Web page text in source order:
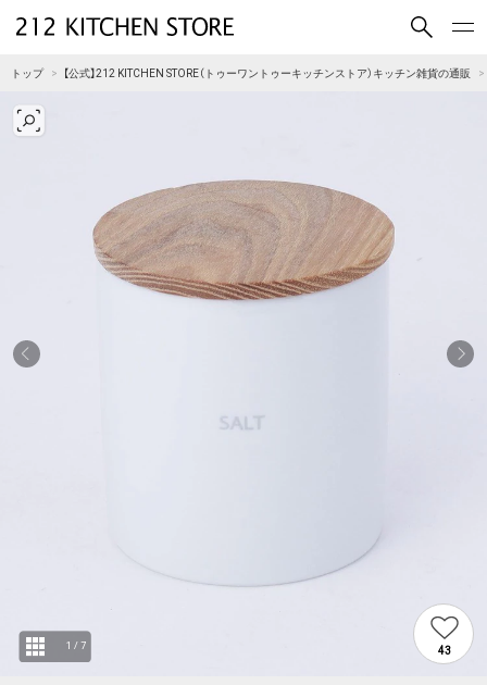
買いもの
212 KITCHEN STORE 公式SNSアカウント
トップ 【公式】212 KITCHEN STORE（トゥーワントゥーキッチンストア）キッチン雑貨の通販
1 /7 43